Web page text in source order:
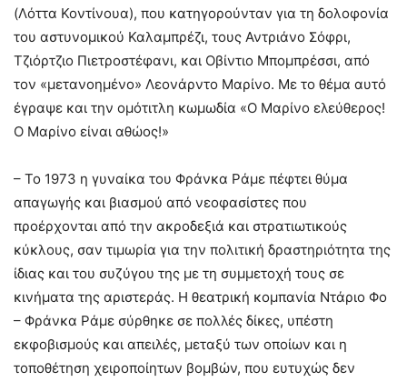
(Λόττα Κοντίνουα), που κατηγορούνταν για τη δολοφονία
του αστυνομικού Καλαμπρέζι, τους Αντριάνο Σόφρι,
Τζιόρτζιο Πιετροστέφανι, και Οβίντιο Μπομπρέσσι, από
τον «μετανοημένο» Λεονάρντο Μαρίνο. Με το θέμα αυτό
έγραψε και την ομότιτλη κωμωδία «Ο Μαρίνο ελεύθερος!
Ο Μαρίνο είναι αθώος!»
– Το 1973 η γυναίκα του Φράνκα Ράμε πέφτει θύμα
απαγωγής και βιασμού από νεοφασίστες που
προέρχονται από την ακροδεξιά και στρατιωτικούς
κύκλους, σαν τιμωρία για την πολιτική δραστηριότητα της
ίδιας και του συζύγου της με τη συμμετοχή τους σε
κινήματα της αριστεράς. Η θεατρική κομπανία Ντάριο Φο
– Φράνκα Ράμε σύρθηκε σε πολλές δίκες, υπέστη
εκφοβισμούς και απειλές, μεταξύ των οποίων και η
τοποθέτηση χειροποίητων βομβών, που ευτυχώς δεν